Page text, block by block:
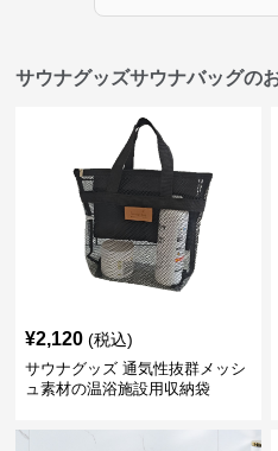
サウナグッズサウナバッグの
¥2,120 (税込)
サウナグッズ 通気性抜群メッシ
ュ素材の温浴施設用収納袋